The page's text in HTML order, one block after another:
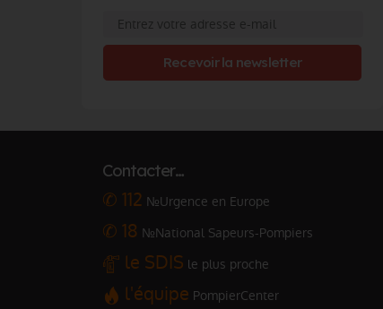
Recevoir la newsletter
Contacter…
✆ 112 №Urgence en Europe
✆ 18 №National Sapeurs-Pompiers
le SDIS le plus proche
l'équipe PompierCenter